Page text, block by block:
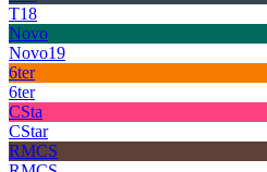
T18
Novo
Novo19
6ter
6ter
CSta
CStar
RMCS